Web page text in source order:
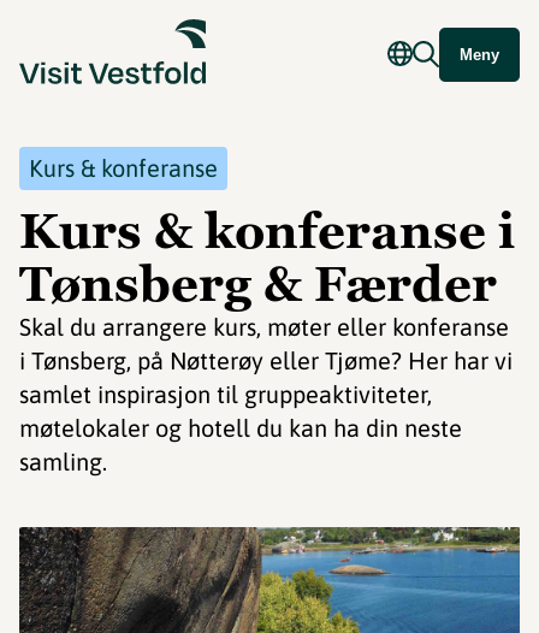
Meny
Kurs & konferanse
Kurs & konferanse i
Tønsberg & Færder
Skal du arrangere kurs, møter eller konferanse
i Tønsberg, på Nøtterøy eller Tjøme? Her har vi
samlet inspirasjon til gruppeaktiviteter,
møtelokaler og hotell du kan ha din neste
samling.